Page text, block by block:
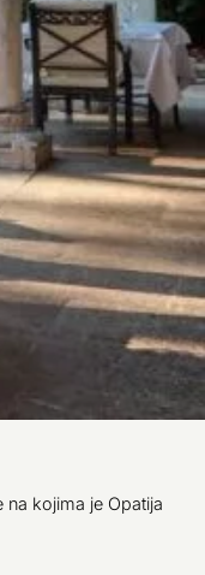
kojima je Opatija